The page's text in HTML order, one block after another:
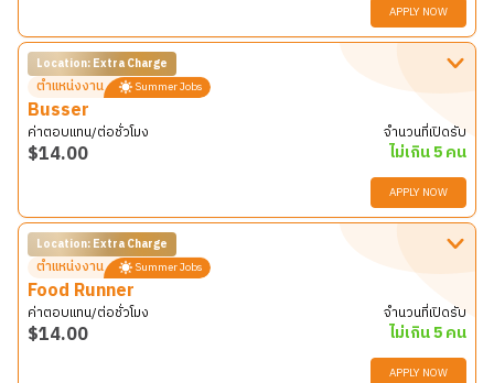
APPLY NOW
รายละเอียดงาน
Ruby Slipperร้านอาหารสไตล์ Southern Breakfast &
Brunch ชื่อดัง กำลังมองหา น้อง ๆ Work and Travel ที่ขยัน
คล่องแคล่ว และรักงานบริการ มาร่วมทีมทั้งหน้าร้านและหลัง
ร้าน เพื่อให้การบริการลูกค้าเป็นไปอย่างราบรื่นในเมือง
หน้าที่และความรับผิดชอบ
ต้อนรับลูกค้าด้วยรอยยิ้มและความเป็นมิตร
จัดคิวและพาลูกค้าไปยังโต๊ะที่เหมาะสม
ให้ข้อมูลเบื้องต้นเกี่ยวกับเมนูและการบริการของร้าน
Location: Extra Charge
ตำแหน่งงาน Summer Jobs
Busser
ค่าตอบแทน/ต่อชั่วโมง
$14.00
จำนวนที่เปิดรับ
ไม่เกิน 5 คน
APPLY NOW
รายละเอียดงาน
Ruby Slipperร้านอาหารสไตล์ Southern Breakfast &
Brunch ชื่อดัง กำลังมองหา น้อง ๆ Work and Travel ที่ขยัน
คล่องแคล่ว และรักงานบริการ มาร่วมทีมทั้งหน้าร้านและหลัง
ร้าน เพื่อให้การบริการลูกค้าเป็นไปอย่างราบรื่นในเมือง
Location: Extra Charge
ตำแหน่งงาน Summer Jobs
Food Runner
ค่าตอบแทน/ต่อชั่วโมง
$14.00
จำนวนที่เปิดรับ
ไม่เกิน 5 คน
APPLY NOW